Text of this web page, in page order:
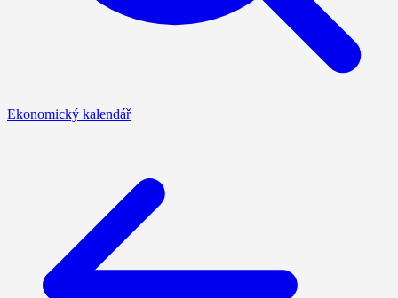
Ekonomický kalendář